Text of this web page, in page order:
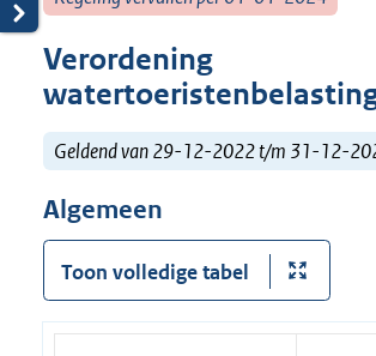
Verordening
Geldend van 29-12-2022 t/m 31-12-
Algemeen
Toon volledige tabel